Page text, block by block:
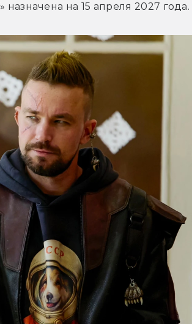
на 15 апреля 2027 года.